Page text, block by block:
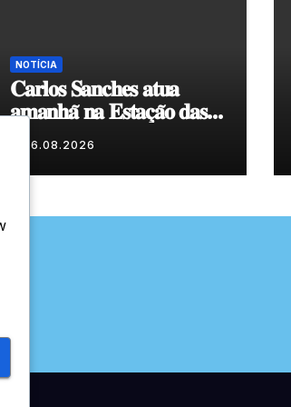
NOTÍCIA
𝐂𝐚𝐫𝐥𝐨𝐬 𝐒𝐚𝐧𝐜𝐡𝐞𝐬 𝐚𝐭𝐮𝐚
𝐚𝐦𝐚𝐧𝐡𝐚̃ 𝐧𝐚 𝐄𝐬𝐭𝐚𝐜̧𝐚̃𝐨 𝐝𝐚𝐬
𝐀𝐫𝐭𝐞𝐬
06.08.2026